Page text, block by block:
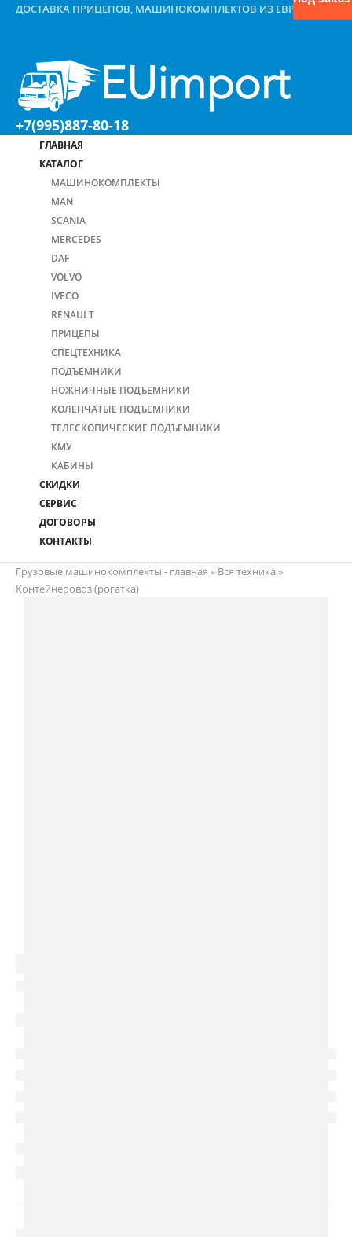
ДОСТАВКА ПРИЦЕПОВ, МАШИНОКОМПЛЕКТОВ ИЗ ЕВРОПЫ
+7(995)887-80-18
ГЛАВНАЯ
КАТАЛОГ
МАШИНОКОМПЛЕКТЫ
MAN
SCANIA
MERCEDES
DAF
VOLVO
IVECO
RENAULT
ПРИЦЕПЫ
СПЕЦТЕХНИКА
ПОДЪЕМНИКИ
НОЖНИЧНЫЕ ПОДЪЕМНИКИ
КОЛЕНЧАТЫЕ ПОДЪЕМНИКИ
ТЕЛЕСКОПИЧЕСКИЕ ПОДЪЕМНИКИ
КМУ
КАБИНЫ
СКИДКИ
СЕРВИС
ДОГОВОРЫ
КОНТАКТЫ
Грузовые машинокомплекты - главная » Вся техника »
Контейнеровоз (рогатка)